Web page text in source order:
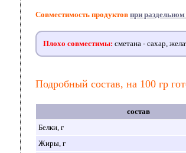
Совместимость продуктов при
Плохо совместимы: сметана - сахар,
Подробный состав, на 100 гр
состав
Белки, г
Жиры, г